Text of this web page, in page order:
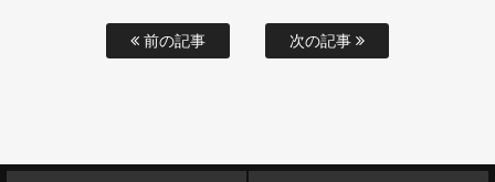
前の記事 次の記事